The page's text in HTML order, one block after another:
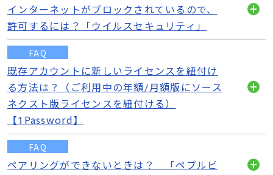
インターネットがブロックされているので、
許可するには？「ウイルスセキュリティ」
く
FAQ
既存アカウントに新しいライセンスを紐付け
る方法は？（ご利用中の年額/月額版にソース
ネクスト版ライセンスを紐付ける）
【1Password】
FAQ
ペアリングができないときは？ 「ペブルビ